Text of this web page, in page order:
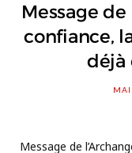
Message
confiance,
déjà
Message de